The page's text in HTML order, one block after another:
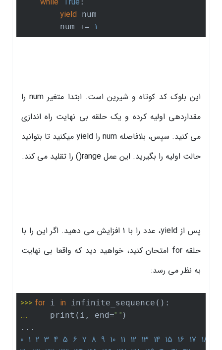
yield num
        num +=
1
این بلوک کد کوتاه و شیرین است. ابتدا متغیر num را
مقداردهی اولیه کرده و یک حلقه بی نهایت راه اندازی
می کنید. سپس، بلافاصله num را yield میکنید تا بتوانید
حالت اولیه را بگیرید. این عمل range() را تقلید می کند.
پس از yield، عدد را با 1 افزایش می دهید. اگر این را با
حلقه for امتحان کنید، خواهید دید که واقعا بی نهایت
به نظر می رسد:
>>> for i in
...
    print(i, end=
" " )
0 1 2 3 4 5 6 7 8 9 10 11 12 13 14 15 16 17 18